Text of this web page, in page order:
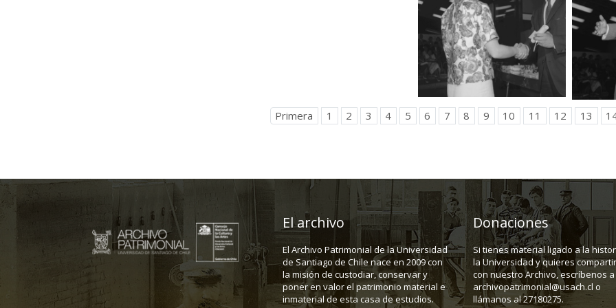
Primera 1 2 3 4 5 6 7 8 9 10 11 12 13
El archivo
El Archivo Patrimonial de la Universidad
de Santiago de Chile nace en 2009 con
la misión de custodiar, conservar y
poner en valor el patrimonio material e
inmaterial de esta casa de estudios.
Donaciones
Si tienes material ligado a la
la Universidad y quieres
con nuestro Archivo, escríbenos a
archivopatrimonial@usach.cl o
llámanos al 27180275.